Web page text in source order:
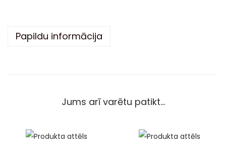
Papildu informācija
Jums arī varētu patikt…